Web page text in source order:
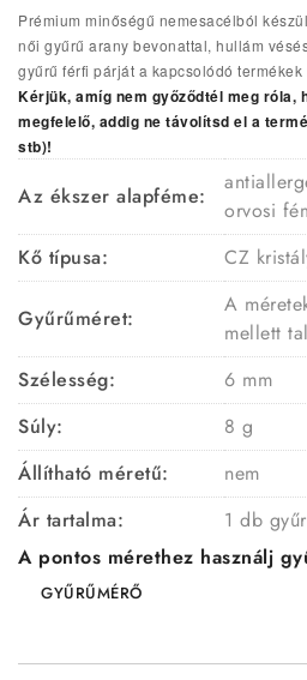
Prémium minőségű nemesacélból
női gyűrű arany bevonattal, hullám
gyűrű férfi párját a kapcsolódó
Kérjük, amíg nem győződtél meg róla,
megfelelő, addig ne távolítsd el a
stb)!
Az ékszer alapféme:
orvosi
Kő típusa:
CZ
Gyűrűméret:
A
mellett
Szélesség:
6 mm
Súly:
8 g
Állítható méretű:
nem
Ár tartalma:
1 db
A pontos mérethez használj
GYŰRŰMÉRŐ